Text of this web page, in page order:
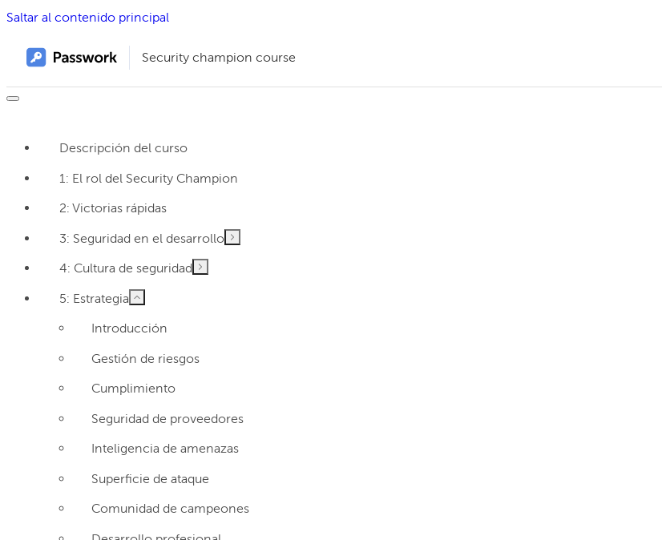
Saltar al contenido principal
Security champion course
Descripción del curso
1: El rol del Security Champion
2: Victorias rápidas
3: Seguridad en el desarrollo
4: Cultura de seguridad
5: Estrategia
Introducción
Gestión de riesgos
Cumplimiento
Seguridad de proveedores
Inteligencia de amenazas
Superficie de ataque
Comunidad de campeones